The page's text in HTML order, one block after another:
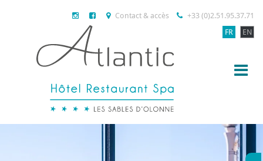
Contact & accès
+33 (0)2.51.95.37.71
FR
EN